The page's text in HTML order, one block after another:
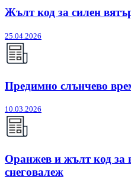
Жълт код за силен
25.04.2026
Предимно слънчево
10.03.2026
Оранжев и жълт код за
снеговалеж